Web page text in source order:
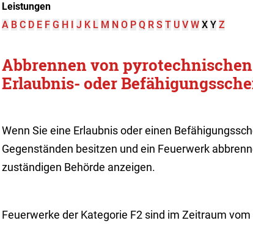
Leistungen
A B C D E F G H I J K L M N O P Q R S T U V W X Y Z
Abbrennen von
Erlaubnis- oder
Wenn Sie eine Erlaubnis oder einen
Gegenständen besitzen und ein Feuerwerk
zuständigen Behörde anzeigen.
Feuerwerke der Kategorie F2 sind im Zeitraum